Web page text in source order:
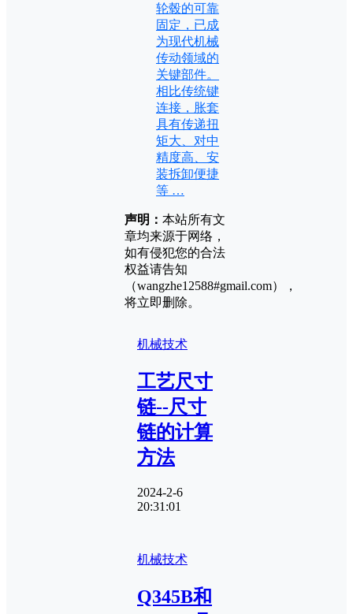
轮毂的可靠
固定，已成
为现代机械
传动领域的
关键部件。
相比传统键
连接，胀套
具有传递扭
矩大、对中
精度高、安
装拆卸便捷
等 …
声明： 本站所有文
章均来源于网络，
如有侵犯您的合法
权益请告知
（wangzhe12588#gmail.com），
将立即删除。
机械技术
工艺尺寸
链--尺寸
链的计算
方法
2024-2-6
20:31:01
机械技术
Q345B和